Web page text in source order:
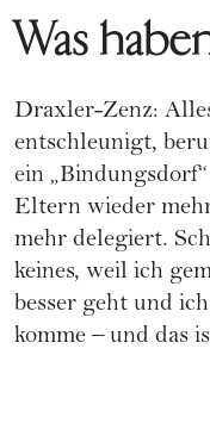
Was
Draxler-Zenz:
entschleunigt,
ein
Eltern wieder
mehr delegiert.
keines, weil ich
besser geht und
komme – und das